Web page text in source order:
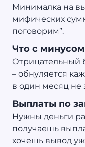
Минималка на
мифических
поговорим”.
Что с
Отрицательный
– обнуляется
в один месяц не
Выплаты по
Нужны деньги
получаешь
хочешь вывод